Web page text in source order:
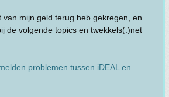
van mijn geld terug heb gekregen, en
de volgende topics en twekkels(.)net
problemen tussen iDEAL en